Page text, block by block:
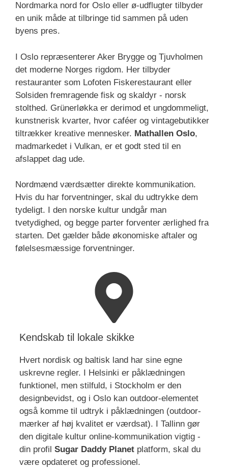
Nordmarka nord for Oslo eller ø-udflugter tilbyder
en unik måde at tilbringe tid sammen på uden
byens pres.
I Oslo repræsenterer Aker Brygge og Tjuvholmen
det moderne Norges rigdom. Her tilbyder
restauranter som Lofoten Fiskerestaurant eller
Solsiden fremragende fisk og skaldyr - norsk
stolthed. Grünerløkka er derimod et ungdommeligt,
kunstnerisk kvarter, hvor caféer og vintagebutikker
tiltrækker kreative mennesker. Mathallen Oslo,
madmarkedet i Vulkan, er et godt sted til en
afslappet dag ude.
Nordmænd værdsætter direkte kommunikation.
Hvis du har forventninger, skal du udtrykke dem
tydeligt. I den norske kultur undgår man
tvetydighed, og begge parter forventer ærlighed fra
starten. Det gælder både økonomiske aftaler og
følelsesmæssige forventninger.
Kendskab til lokale skikke
Hvert nordisk og baltisk land har sine egne
uskrevne regler. I Helsinki er påklædningen
funktionel, men stilfuld, i Stockholm er den
designbevidst, og i Oslo kan outdoor-elementet
også komme til udtryk i påklædningen (outdoor-
mærker af høj kvalitet er værdsat). I Tallinn gør
den digitale kultur online-kommunikation vigtig -
din profil Sugar Daddy Planet platform, skal du
være opdateret og professionel.